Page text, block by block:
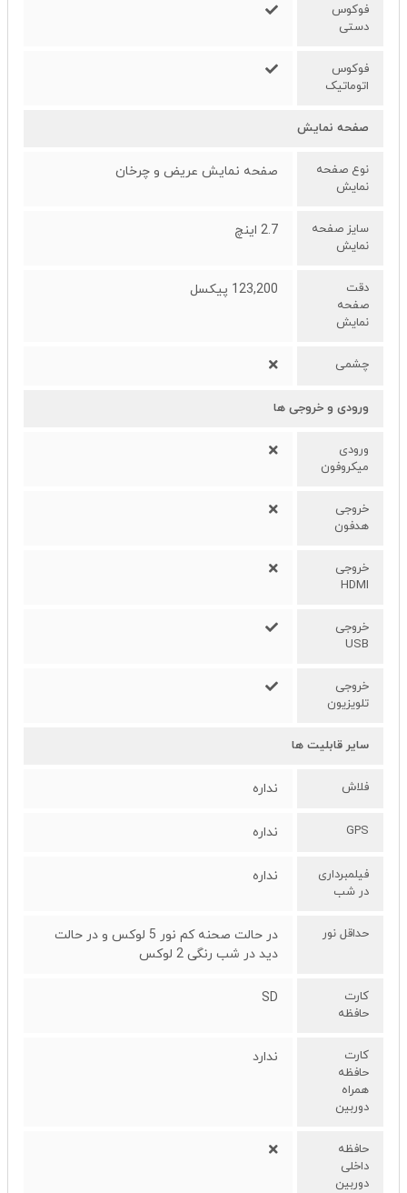
فوکوس
دستی
فوکوس
اتوماتیک
صفحه نمایش
نوع صفحه
نمایش
صفحه نمایش عریض و چرخان
سایز صفحه
نمایش
2.7 اینچ
دقت
صفحه
نمایش
123,200 پیکسل
چشمی
ورودی و خروجی ها
ورودی
میکروفون
خروجی
هدفون
خروجی
HDMI
خروجی
USB
خروجی
تلویزیون
سایر قابلیت ها
فلاش نداره
GPS نداره
فیلمبرداری
در شب
نداره
حداقل نور
در حالت صحنه کم نور 5 لوکس و در حالت
دید در شب رنگی 2 لوکس
کارت
حافظه
SD
کارت
حافظه
همراه
دوربین
ندارد
حافظه
داخلی
دوربین